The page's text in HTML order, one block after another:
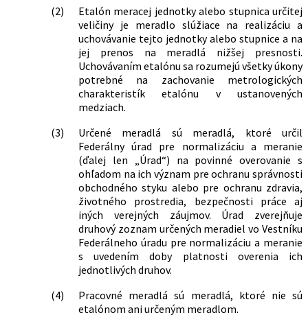
(2)
Etalón meracej jednotky alebo stupnica určitej
veličiny je meradlo slúžiace na realizáciu a
uchovávanie tejto jednotky alebo stupnice a na
jej prenos na meradlá nižšej presnosti.
Uchovávaním etalónu sa rozumejú všetky úkony
potrebné na zachovanie metrologických
charakteristík etalónu v ustanovených
medziach.
(3)
Určené meradlá sú meradlá, ktoré určil
Federálny úrad pre normalizáciu a meranie
(ďalej len „Úrad“) na povinné overovanie s
ohľadom na ich význam pre ochranu správnosti
obchodného styku alebo pre ochranu zdravia,
životného prostredia, bezpečnosti práce aj
iných verejných záujmov. Úrad zverejňuje
druhový zoznam určených meradiel vo Vestníku
Federálneho úradu pre normalizáciu a meranie
s uvedením doby platnosti overenia ich
jednotlivých druhov.
(4)
Pracovné meradlá sú meradlá, ktoré nie sú
etalónom ani určeným meradlom.